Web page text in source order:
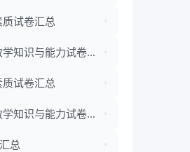
试卷汇总
知识与能力试卷汇
试卷汇总
知识与能力试卷汇
总